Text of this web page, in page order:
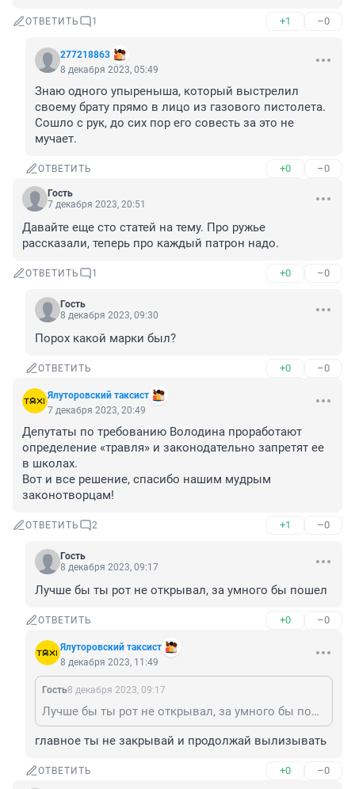
ОТВЕТИТЬ 1 +1 –0
277218863
8 декабря 2023, 05:49
Знаю одного упыреныша, который выстрелил
своему брату прямо в лицо из газового пистолета.
Сошло с рук, до сих пор его совесть за это не
мучает.
ОТВЕТИТЬ +0 –0
Гость
7 декабря 2023, 20:51
Давайте еще сто статей на тему. Про ружье
рассказали, теперь про каждый патрон надо.
ОТВЕТИТЬ 1 +0 –0
Гость
8 декабря 2023, 09:30
Порох какой марки был?
ОТВЕТИТЬ +0 –0
Ялуторовский таксист
7 декабря 2023, 20:49
Депутаты по требованию Володина проработают
определение «травля» и законодательно запретят ее
в школах.
Вот и все решение, спасибо нашим мудрым
законотворцам!
ОТВЕТИТЬ 2 +1 –0
Гость
8 декабря 2023, 09:17
Лучше бы ты рот не открывал, за умного бы пошел
ОТВЕТИТЬ +0 –0
Ялуторовский таксист
8 декабря 2023, 11:49
Гость8 декабря 2023, 09:17
Лучше бы ты рот не открывал, за умного бы пошел
главное ты не закрывай и продолжай вылизывать
ОТВЕТИТЬ +0 –0